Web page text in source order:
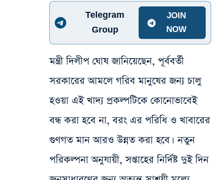
Telegram
Group
JOIN
NOW
মন্ত্রী দিলীপ ঘোষ জানিয়েছেন, পূর্ববর্তী
সরকারের আমলে গরিব মানুষের জন্য চালু
হওয়া এই খাদ্য প্রকল্পটিকে কোনোভাবেই
বন্ধ করা হবে না, বরং এর পরিধি ও খাবারের
গুণগত মান আরও উন্নত করা হবে। নতুন
পরিকল্পনা অনুযায়ী, সপ্তাহের নির্দিষ্ট দুই দিন